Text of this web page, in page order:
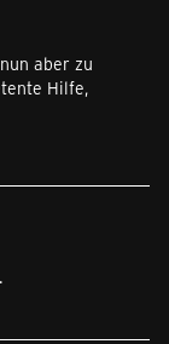
aber zu
Hilfe,